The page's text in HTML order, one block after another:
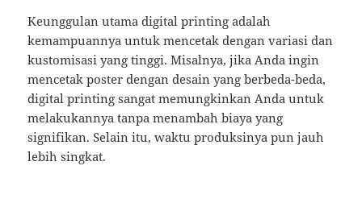
Keunggulan utama digital printing adalah
kemampuannya untuk mencetak dengan variasi dan
kustomisasi yang tinggi. Misalnya, jika Anda ingin
mencetak poster dengan desain yang berbeda-beda,
digital printing sangat memungkinkan Anda untuk
melakukannya tanpa menambah biaya yang
signifikan. Selain itu, waktu produksinya pun jauh
lebih singkat.